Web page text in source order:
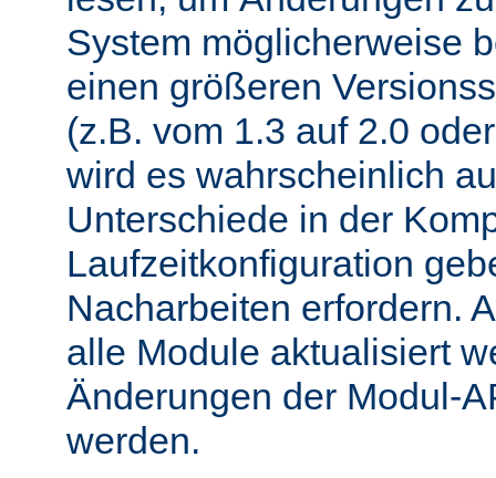
System möglicherweise
einen größeren
(z.B. vom 1.3 auf 2.0
wird es wahrscheinlich
Unterschiede in der
Laufzeitkonfiguration
Nacharbeiten erfordern.
alle Module aktualisiert
Änderungen der Modul-
werden.